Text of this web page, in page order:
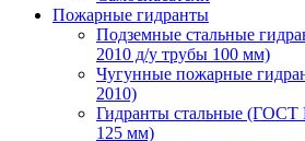
Пожарные гидранты
Подземные стальные
2010 д/у трубы 100 мм)
Чугунные пожарные
2010)
Гидранты стальные (ГОСТ
125 мм)